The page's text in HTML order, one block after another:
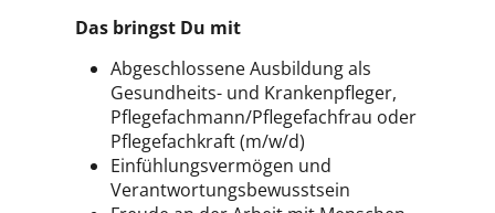
Das bringst Du mit
Abgeschlossene Ausbildung als
Gesundheits- und Krankenpfleger,
Pflegefachmann/Pflegefachfrau oder
Pflegefachkraft (m/w/d)
Einfühlungsvermögen und
Verantwortungsbewusstsein